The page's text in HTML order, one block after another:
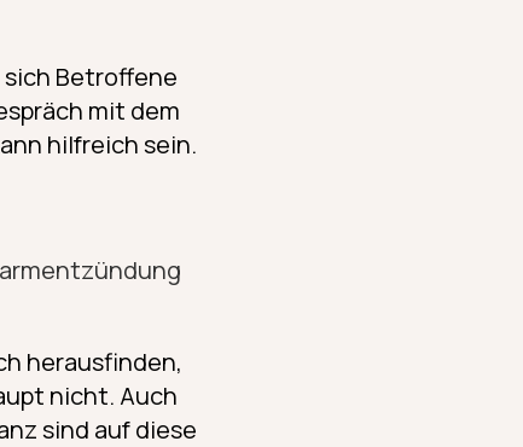
Betroffene
mit dem
hilfreich sein.
herausfinden,
nicht. Auch
sind auf diese